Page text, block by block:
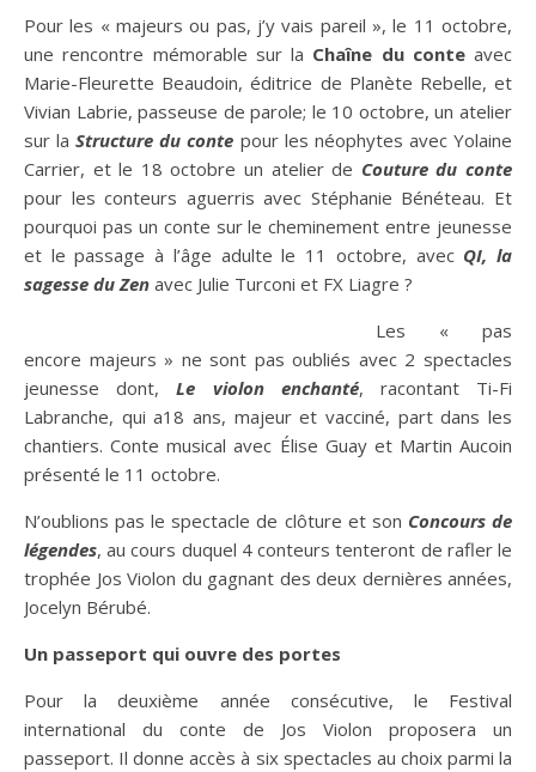
Pour les « majeurs ou pas, j’y vais pareil », le 11 octobre,
une rencontre mémorable sur la Chaîne du conte avec
Marie-Fleurette Beaudoin, éditrice de Planète Rebelle, et
Vivian Labrie, passeuse de parole; le 10 octobre, un atelier
sur laStructure du conte pour les néophytes avec Yolaine
Carrier, et le 18 octobre un atelier de Couture du conte
pour les conteurs aguerris avec Stéphanie Bénéteau. Et
pourquoi pas un conte sur le cheminement entre jeunesse
et le passage à l’âge adulte le 11 octobre, avec QI, la
sagesse du Zen avec Julie Turconi et FX Liagre ?
Les « pas
encore majeurs » ne sont pas oubliés avec 2 spectacles
jeunesse dont,Le violon enchanté, racontant Ti-Fi
Labranche, qui a18 ans, majeur et vacciné, part dans les
chantiers. Conte musical avec Élise Guay et Martin Aucoin
présenté le 11 octobre.
N’oublions pas le spectacle de clôture et son Concours de
légendes, au cours duquel 4 conteurs tenteront de rafler le
trophée Jos Violon du gagnant des deux dernières années,
Jocelyn Bérubé.
Un passeport qui ouvre des portes
Pour la deuxième année consécutive, le Festival
international du conte de Jos Violon proposera un
passeport. Il donne accès à six spectacles au choix parmi la